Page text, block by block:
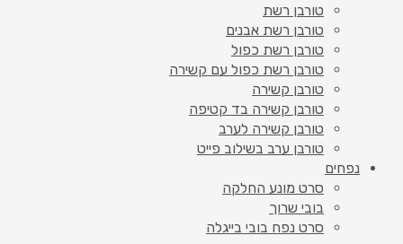
טורבן רשת
טורבן רשת אבנים
טורבן רשת כפול
טורבן רשת כפול עם קשירה
טורבן קשירה
טורבן קשירה בד קטיפה
טורבן קשירה לערב
טורבן ערב בשילוב פייט
נפחים
סרט מונע החלקה
בובי שרוך
סרט נפח בובי בייגלה